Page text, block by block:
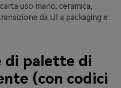
uso mano, ceramica,
da UI a packaging e
di palette di
(con codici